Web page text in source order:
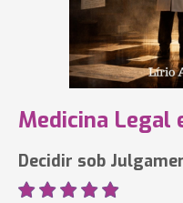
Medicina Legal
Decidir sob